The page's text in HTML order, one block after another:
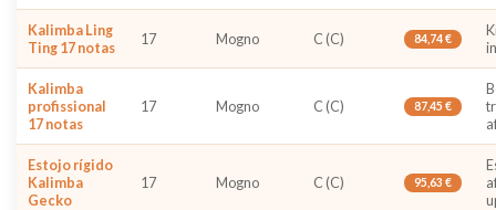
Kalimba Ling
Ting 17 notas
17 Mogno C (C) 84,74 €
Kalimba
profissional
17 notas
17 Mogno C (C) 87,45 €
Estojo rígido
Kalimba
Gecko
17 Mogno C (C) 95,63 €